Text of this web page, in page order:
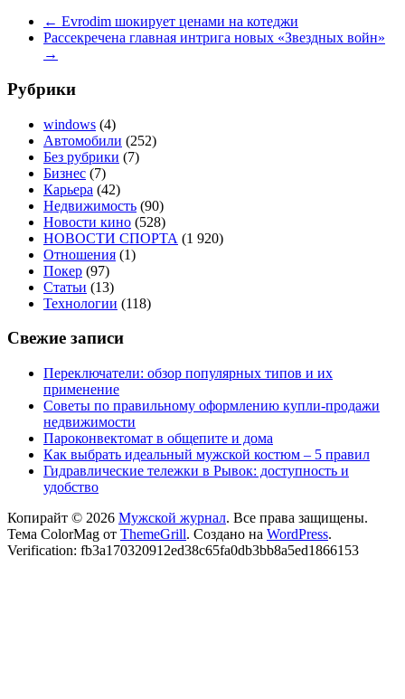
← Evrodim шокирует ценами на котеджи
Рассекречена главная интрига новых «Звездных войн»
→
Рубрики
windows (4)
Автомобили (252)
Без рубрики (7)
Бизнес (7)
Карьера (42)
Недвижимость (90)
Новости кино (528)
НОВОСТИ СПОРТА (1 920)
Отношения (1)
Покер (97)
Статьи (13)
Технологии (118)
Свежие записи
Переключатели: обзор популярных типов и их
применение
Советы по правильному оформлению купли-продажи
недвижимости
Пароконвектомат в общепите и дома
Как выбрать идеальный мужской костюм – 5 правил
Гидравлические тележки в Рывок: доступность и
удобство
Копирайт © 2026 Мужской журнал. Все права защищены.
Тема ColorMag от ThemeGrill. Создано на WordPress.
Verification: fb3a170320912ed38c65fa0db3bb8a5ed1866153